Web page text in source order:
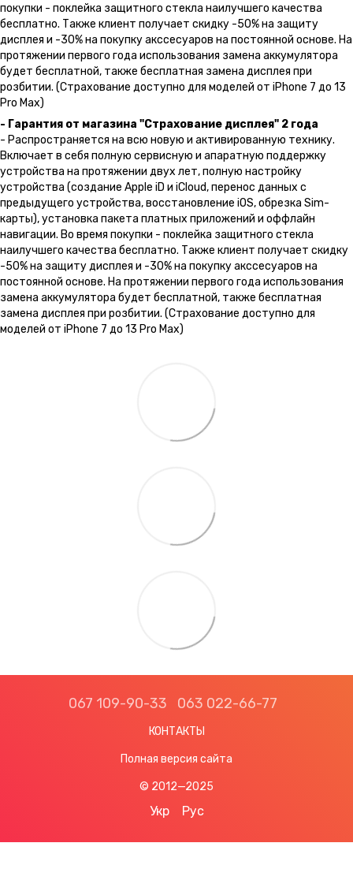
покупки - поклейка защитного стекла наилучшего качества
бесплатно. Также клиент получает скидку -50% на защиту
дисплея и -30% на покупку акссесуаров на постоянной основе. На
протяжении первого года использования замена аккумулятора
будет бесплатной, также бесплатная замена дисплея при
розбитии. (Страхование доступно для моделей от iPhone 7 до 13
Pro Max)
- Гарантия от магазина "Страхование дисплея" 2 года
- Распространяется на всю новую и активированную технику.
Включает в себя полную сервисную и апаратную поддержку
устройства на протяжении двух лет, полную настройку
устройства (создание Apple iD и iCloud, перенос данных с
предыдущего устройства, восстановление iOS, обрезка Sim-
карты), установка пакета платных приложений и оффлайн
навигации. Во время покупки - поклейка защитного стекла
наилучшего качества бесплатно. Также клиент получает скидку
-50% на защиту дисплея и -30% на покупку акссесуаров на
постоянной основе. На протяжении первого года использования
замена аккумулятора будет бесплатной, также бесплатная
замена дисплея при розбитии. (Страхование доступно для
моделей от iPhone 7 до 13 Pro Max)
067 109-90-33 063 022-66-77
КОНТАКТЫ
Полная версия сайта
© 2012—2025
Укр Рус